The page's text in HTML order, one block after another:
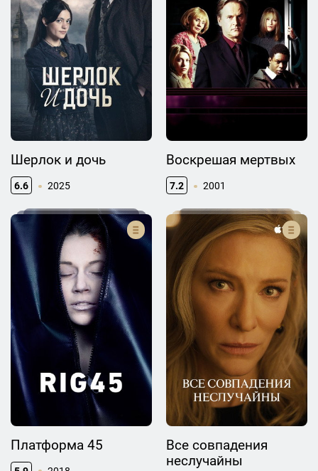
Шерлок и дочь
6.6 2025
Воскрешая мертвых
7.2 2001
Платформа 45
Все совпадения
неслучайны